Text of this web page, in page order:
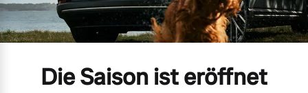
Mild-Hybrid
Volvo Gebrauchtwagenbörse
Kontakt und Anfahrt
Die Saison ist eröffnet